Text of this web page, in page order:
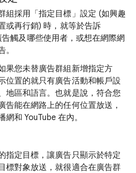
組採用「指定目標」設定 (如興趣
或再行銷) 時，就等於告訴
觸及哪些使用者，或想在網際網
果您未替廣告群組新增指定方
位置的就只有廣告活動和帳戶設
地區和語言。也就是說，符合您
告能在網路上的任何位置放送，
和 YouTube 在內。
指定目標，讓廣告只顯示於特定
標對象放送，就很適合在廣告群